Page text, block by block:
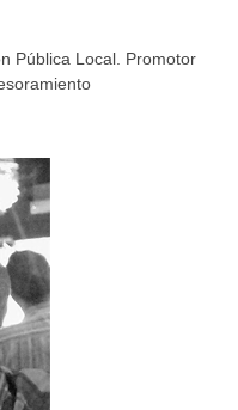
Pública Local. Promotor